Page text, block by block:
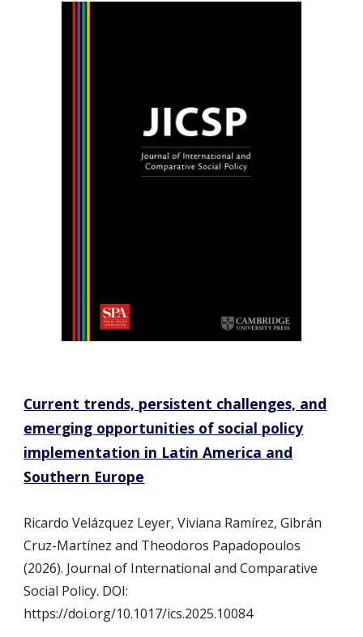
Current trends, persistent challenges, and
emerging opportunities of social policy
implementation in Latin America and
Southern Europe
Ricardo Velázquez Leyer, Viviana Ramírez, Gibrán
Cruz-Martínez and Theodoros Papadopoulos
(2026). Journal of International and Comparative
Social Policy. DOI:
https://doi.org/10.1017/ics.2025.10084